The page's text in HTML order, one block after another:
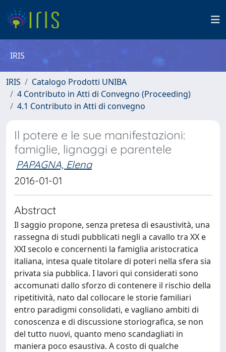
IRIS
IRIS
Catalogo Prodotti UNIBA
4 Contributo in Atti di Convegno (Proceeding)
4.1 Contributo in Atti di convegno
Il potere e le sue manifestazioni:
famiglie, lignaggi e parentele
PAPAGNA, Elena
2016-01-01
Abstract
Il saggio propone, senza pretesa di esaustività, una
rassegna di studi pubblicati negli a cavallo tra XX e
XXI secolo e concernenti la famiglia aristocratica
italiana, intesa quale titolare di poteri nella sfera sia
privata sia pubblica. I lavori qui considerati sono
accomunati dallo sforzo di contenere il rischio della
ripetitività, nato dal collocare le storie familiari
entro paradigmi consolidati, e vagliano ambiti di
conoscenza e di discussione storiografica, se non
del tutto nuovi, quanto meno scandagliati in
maniera poco esaustiva. A costo di qualche